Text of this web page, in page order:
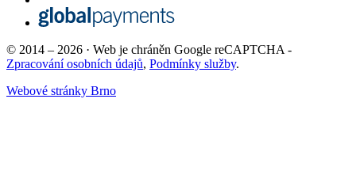
© 2014 – 2026 · Web je chráněn Google reCAPTCHA -
Zpracování osobních údajů, Podmínky služby.
Webové stránky Brno